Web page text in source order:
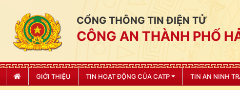
CỔNG THÔNG TIN ĐIỆN TỬ
CÔNG AN THÀNH PHỐ
GIỚI THIỆU TIN HOẠT ĐỘNG CỦA CATP TIN AN NINH